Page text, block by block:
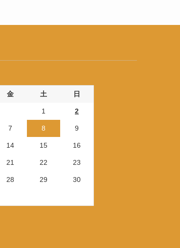
金 土 日
1 2
7 8 9
14 15 16
21 22 23
28 29 30